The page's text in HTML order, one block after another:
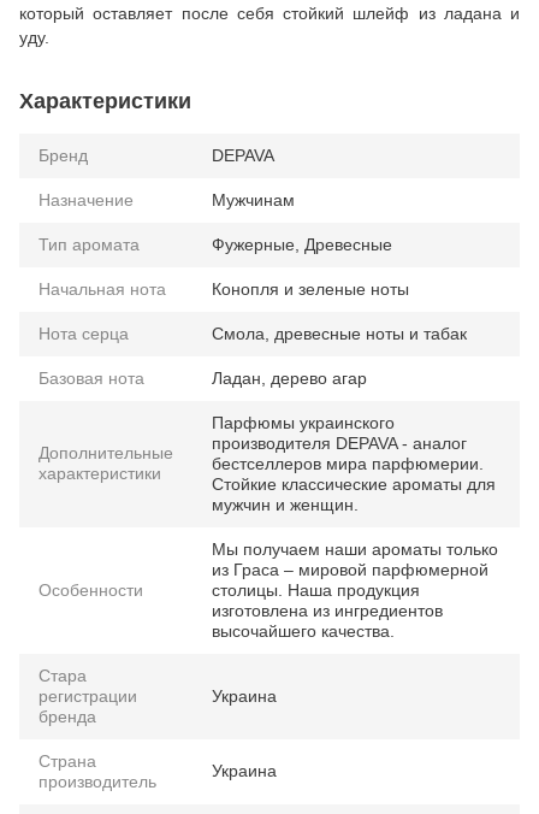
который оставляет после себя стойкий шлейф из ладана и
уду.
Характеристики
Бренд DEPAVA
Назначение Мужчинам
Тип аромата Фужерные, Древесные
Начальная нота Конопля и зеленые ноты
Нота серца Смола, древесные ноты и табак
Базовая нота Ладан, дерево агар
Дополнительные
характеристики
Парфюмы украинского
производителя DEPAVA - аналог
бестселлеров мира парфюмерии.
Стойкие классические ароматы для
мужчин и женщин.
Особенности
Мы получаем наши ароматы только
из Граса – мировой парфюмерной
столицы. Наша продукция
изготовлена из ингредиентов
высочайшего качества.
Стара
регистрации
бренда
Украина
Страна
производитель
Украина